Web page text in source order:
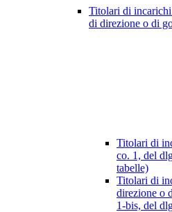
Titolari di
di direzione o di
Titolari di
co. 1, del
tabelle)
Titolari di
direzione o
1-bis, del